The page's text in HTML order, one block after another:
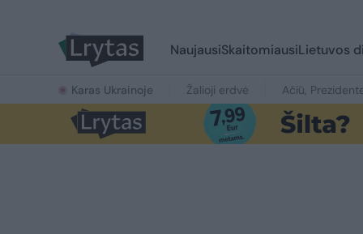
NaujausiSkaitomiausiLietuvos
Karas Ukrainoje Žalioji erdvė Ačiū,